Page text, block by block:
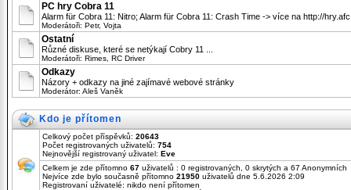
PC hry Cobra 11
Alarm für Cobra 11: Nitro; Alarm für Cobra 11: Crash Time -> více na http://
Moderátoři: Petr, Vojta
Ostatní
Různé diskuse, které se netýkají Cobry 11 ...
Moderátoři: Rimes RC Driver
Odkazy
Názory + odkazy na jiné zajímavé webové stránky
Moderátor: Aleš Vaněk
Kdo je přítomen
Celkový počet příspěvků: 20643
Počet registrovaných uživatelů: 754
Nejnovější registrovaný uživatel: Eve
Celkem je zde přítomno 67 uživatelů : 0 registrovaných, 0 skrytých a 67
Nejvíce zde bylo současně přítomno 21950 uživatelů dne 5.6.2026 2:09
Registrovaní uživatelé: nikdo není přítomen